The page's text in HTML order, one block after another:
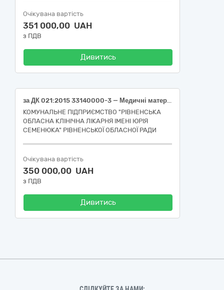
Очікувана вартість
351 000,00 UAH
з ПДВ
Дивитись
за ДК 021:2015 33140000-3 — Медичні матеріали
КОМУНАЛЬНЕ ПІДПРИЄМСТВО "РІВНЕНСЬКА
ОБЛАСНА КЛІНІЧНА ЛІКАРНЯ ІМЕНІ ЮРІЯ
СЕМЕНЮКА" РІВНЕНСЬКОЇ ОБЛАСНОЇ РАДИ
Очікувана вартість
350 000,00 UAH
з ПДВ
Дивитись